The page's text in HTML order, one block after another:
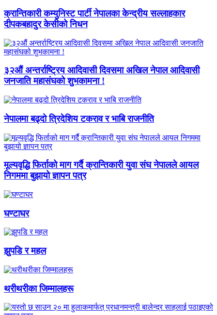
क्रान्तिकारी कम्युनिस्ट पार्टी नेपालका केन्द्रीय सल्लाहकार
दीपकबहादुर केसीको निधन
३२औं अन्तर्राष्ट्रिय आदिवासी दिवसमा अखिल नेपाल आदिवासी
जनजाति महासंघको शुभकामना !
नेपालमा बढ्दो त्रिदेशिय टकराव र भाबि राजनीति
मूल्यवृद्धि फिर्ताको माग गर्दै क्रान्तिकारी युवा संघ नेपालले आयल
निगममा बुझायो ज्ञापन पत्र
घण्टाघर
झुपडि र महल
थरीथरीका जिम्मालहरू